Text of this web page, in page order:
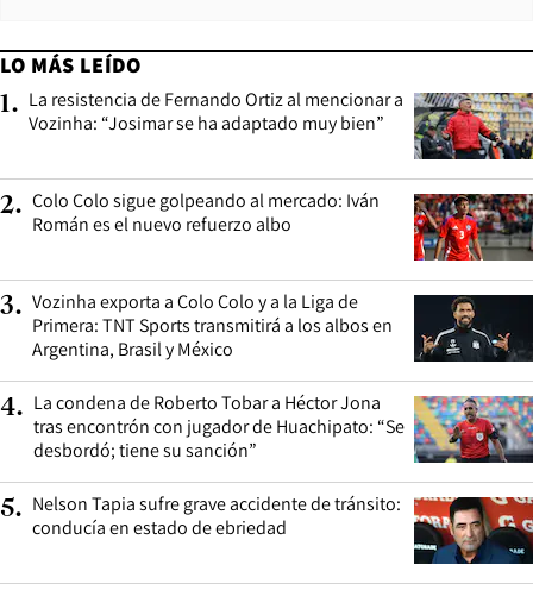
LO MÁS LEÍDO
1. La resistencia de Fernando Ortiz al mencionar a
Vozinha: “Josimar se ha adaptado muy bien”
2. Colo Colo sigue golpeando al mercado: Iván
Román es el nuevo refuerzo albo
3. Vozinha exporta a Colo Colo y a la Liga de
Primera: TNT Sports transmitirá a los albos en
Argentina, Brasil y México
4. La condena de Roberto Tobar a Héctor Jona
tras encontrón con jugador de Huachipato: “Se
desbordó; tiene su sanción”
5. Nelson Tapia sufre grave accidente de tránsito:
conducía en estado de ebriedad